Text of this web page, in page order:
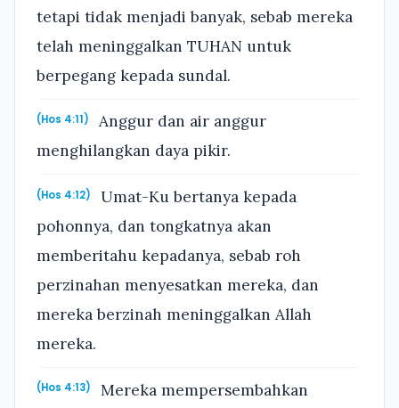
tetapi tidak menjadi banyak, sebab mereka
telah meninggalkan TUHAN untuk
berpegang kepada sundal.
(Hos 4:11)
Anggur dan air anggur
menghilangkan daya pikir.
(Hos 4:12)
Umat-Ku bertanya kepada
pohonnya, dan tongkatnya akan
memberitahu kepadanya, sebab roh
perzinahan menyesatkan mereka, dan
mereka berzinah meninggalkan Allah
mereka.
(Hos 4:13)
Mereka mempersembahkan